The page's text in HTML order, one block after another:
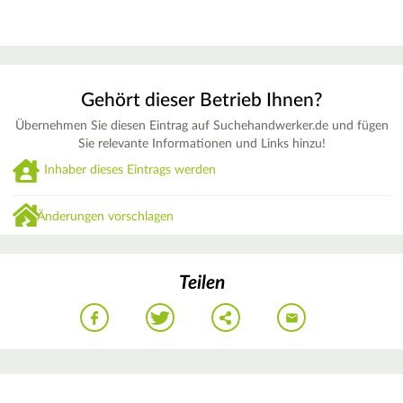
Gehört dieser Betrieb Ihnen?
Übernehmen Sie diesen Eintrag auf Suchehandwerker.de und fügen
Sie relevante Informationen und Links hinzu!
Inhaber dieses Eintrags werden
Änderungen vorschlagen
Teilen